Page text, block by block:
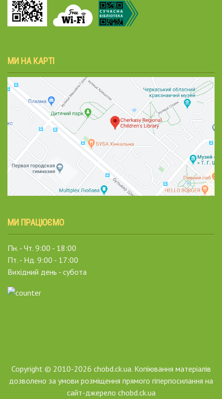
МИ НА КАРТІ
МИ ПРАЦЮЄМО
Пн. - Чт. 9:00 - 18:00
Пт. - Нд. 9:00 - 17:00
Вихідний день - субота
Copyright © 2010-2026 chobd.ck.ua. Копіювання матеріалів
дозволено за умови розміщення прямого гіперпосилання на
сайт-джерело chobd.ck.ua